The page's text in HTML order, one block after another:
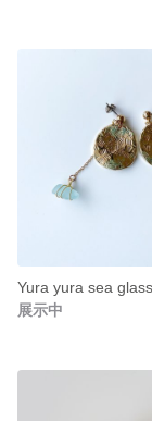
Yura yura sea glass
展示中